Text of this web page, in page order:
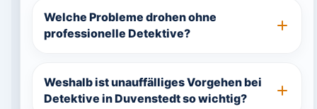
Welche Probleme drohen ohne
professionelle Detektive?
Weshalb ist unauffälliges Vorgehen bei
Detektive in Duvenstedt so wichtig?